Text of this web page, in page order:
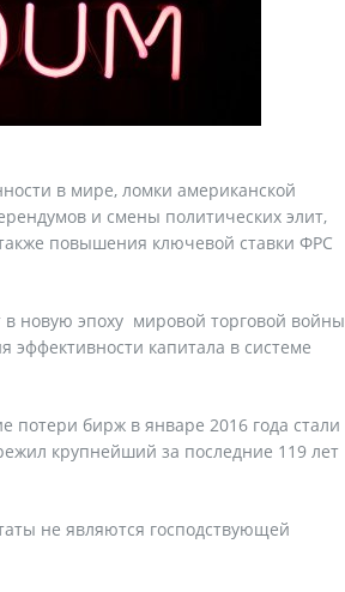
в мире, ломки американской
и смены политических элит,
повышения ключевой ставки ФРС
новую эпоху мировой торговой войны
эффективности капитала в системе
бирж в январе 2016 года стали
крупнейший за последние 119 лет
не являются господствующей